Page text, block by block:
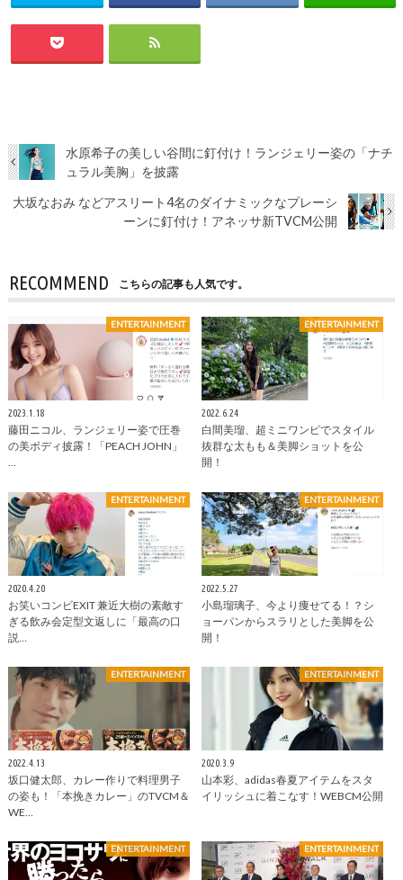
水原希子の美しい谷間に釘付け！ランジェリー姿の「ナチ
ュラル美胸」を披露
大坂なおみ などアスリート4名のダイナミックなプレーシ
ーンに釘付け！アネッサ新TVCM公開
RECOMMEND こちらの記事も人気です。
ENTERTAINMENT
2023.1.18
藤田ニコル、ランジェリー姿で圧巻
の美ボディ披露！「PEACH JOHN」
…
ENTERTAINMENT
2022.6.24
白間美瑠、超ミニワンピでスタイル
抜群な太もも＆美脚ショットを公
開！
ENTERTAINMENT
2020.4.20
お笑いコンビEXIT 兼近大樹の素敵す
ぎる飲み会定型文返しに「最高の口
説…
ENTERTAINMENT
2022.5.27
小島瑠璃子、今より痩せてる！？シ
ョーパンからスラリとした美脚を公
開！
ENTERTAINMENT
2022.4.13
坂口健太郎、カレー作りで料理男子
の姿も！「本挽きカレー」のTVCM＆
WE…
ENTERTAINMENT
2020.3.9
山本彩、adidas春夏アイテムをスタ
イリッシュに着こなす！WEBCM公開
ENTERTAINMENT ENTERTAINMENT